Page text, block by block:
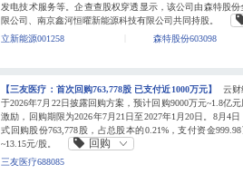
发电技术服务等。企查查股权穿透显示，该公司由森特股
限公司、南京鑫河恒曜新能源科技有限公司共同持股。
立新能源001258
森特股份603098
【三友医疗：首次回购763,778股 已支付近1000万元】
云财
于2026年7月22日披露回购方案，预计回购9000万元~1.8亿
激励，回购期限为2026年7月21日至2027年1月20日。8月4
式回购股份763,778股，占总股本的0.21%，支付资金
~13.15元/股。
回购
三友医疗688085